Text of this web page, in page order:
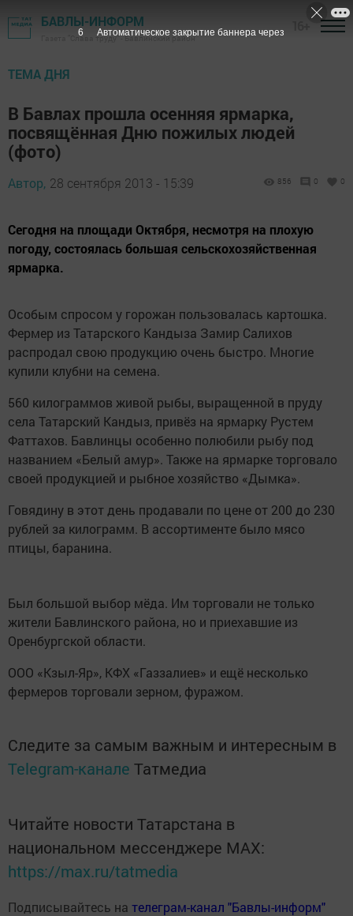
БАВЛЫ-ИНФОРМ
Газета "Слава труду" - Бавлинский район
ТЕМА ДНЯ
В Бавлах прошла осенняя ярмарка,
посвящённая Дню пожилых людей
(фото)
Автор, 28 сентября 2013 - 15:39 856 0 0
Сегодня на площади Октября, несмотря на плохую
погоду, состоялась большая сельскохозяйственная
ярмарка.
Особым спросом у горожан пользовалась картошка.
Фермер из Татарского Кандыза Замир Салихов
распродал свою продукцию очень быстро. Многие
купили клубни на семена.
560 килограммов живой рыбы, выращенной в пруду
села Татарский Кандыз, привёз на ярмарку Рустем
Фаттахов. Бавлинцы особенно полюбили рыбу под
названием «Белый амур». Также на ярмарке торговало
своей продукцией и рыбное хозяйство «Дымка».
Говядину в этот день продавали по цене от 200 до 230
рублей за килограмм. В ассортименте было мясо
птицы, баранина.
Был большой выбор мёда. Им торговали не только
жители Бавлинского района, но и приехавшие из
Оренбургской области.
ООО «Кзыл-Яр», КФХ «Газзалиев» и ещё несколько
фермеров торговали зерном, фуражом.
Следите за самым важным и интересным в
Telegram-канале Татмедиа
Читайте новости Татарстана в
национальном мессенджере MАХ:
https://max.ru/tatmedia
Подписывайтесь на телеграм-канал "Бавлы-информ"
6 Автоматическое закрытие баннера через